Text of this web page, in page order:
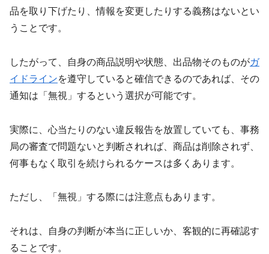
品を取り下げたり、情報を変更したりする義務はないとい
うことです。
したがって、自身の商品説明や状態、出品物そのものがガ
イドラインを遵守していると確信できるのであれば、その
通知は「無視」するという選択が可能です。
実際に、心当たりのない違反報告を放置していても、事務
局の審査で問題ないと判断されれば、商品は削除されず、
何事もなく取引を続けられるケースは多くあります。
ただし、「無視」する際には注意点もあります。
それは、自身の判断が本当に正しいか、客観的に再確認す
ることです。